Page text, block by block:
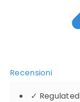
Recensioni
✓